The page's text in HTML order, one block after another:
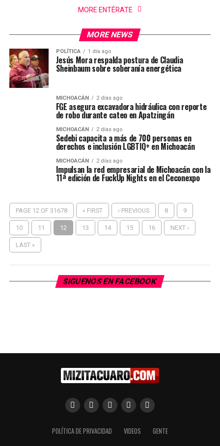
MORE ENTÉRATE
MORE NEWS
POLÍTICA 1 día ago
Jesús Mora respalda postura de Claudia
Sheinbaum sobre soberanía energética
MICHOACÁN 2 días ago
FGE asegura excavadora hidráulica con reporte
de robo durante cateo en Apatzingán
MICHOACÁN 2 días ago
Sedebi capacita a más de 700 personas en
derechos e inclusión LGBTIQ+ en Michoacán
MICHOACÁN 2 días ago
Impulsan la red empresarial de Michoacán con la
11ª edición de FuckUp Nights en el Ceconexpo
PAGE 12 OF 31678 « FIRST ‹ PREVIOUS 8 9
10 11 12 13 14 15 16 NEXT ›
LAST »
SIGUENOS EN FACEBOOK
POLÍTICA DE PRIVACIDAD VIDEOS GENTE